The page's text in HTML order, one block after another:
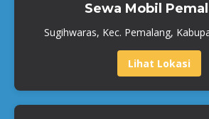
Sewa Mobil
Sugihwaras, Kec. Pemalang,
Lihat Lokasi